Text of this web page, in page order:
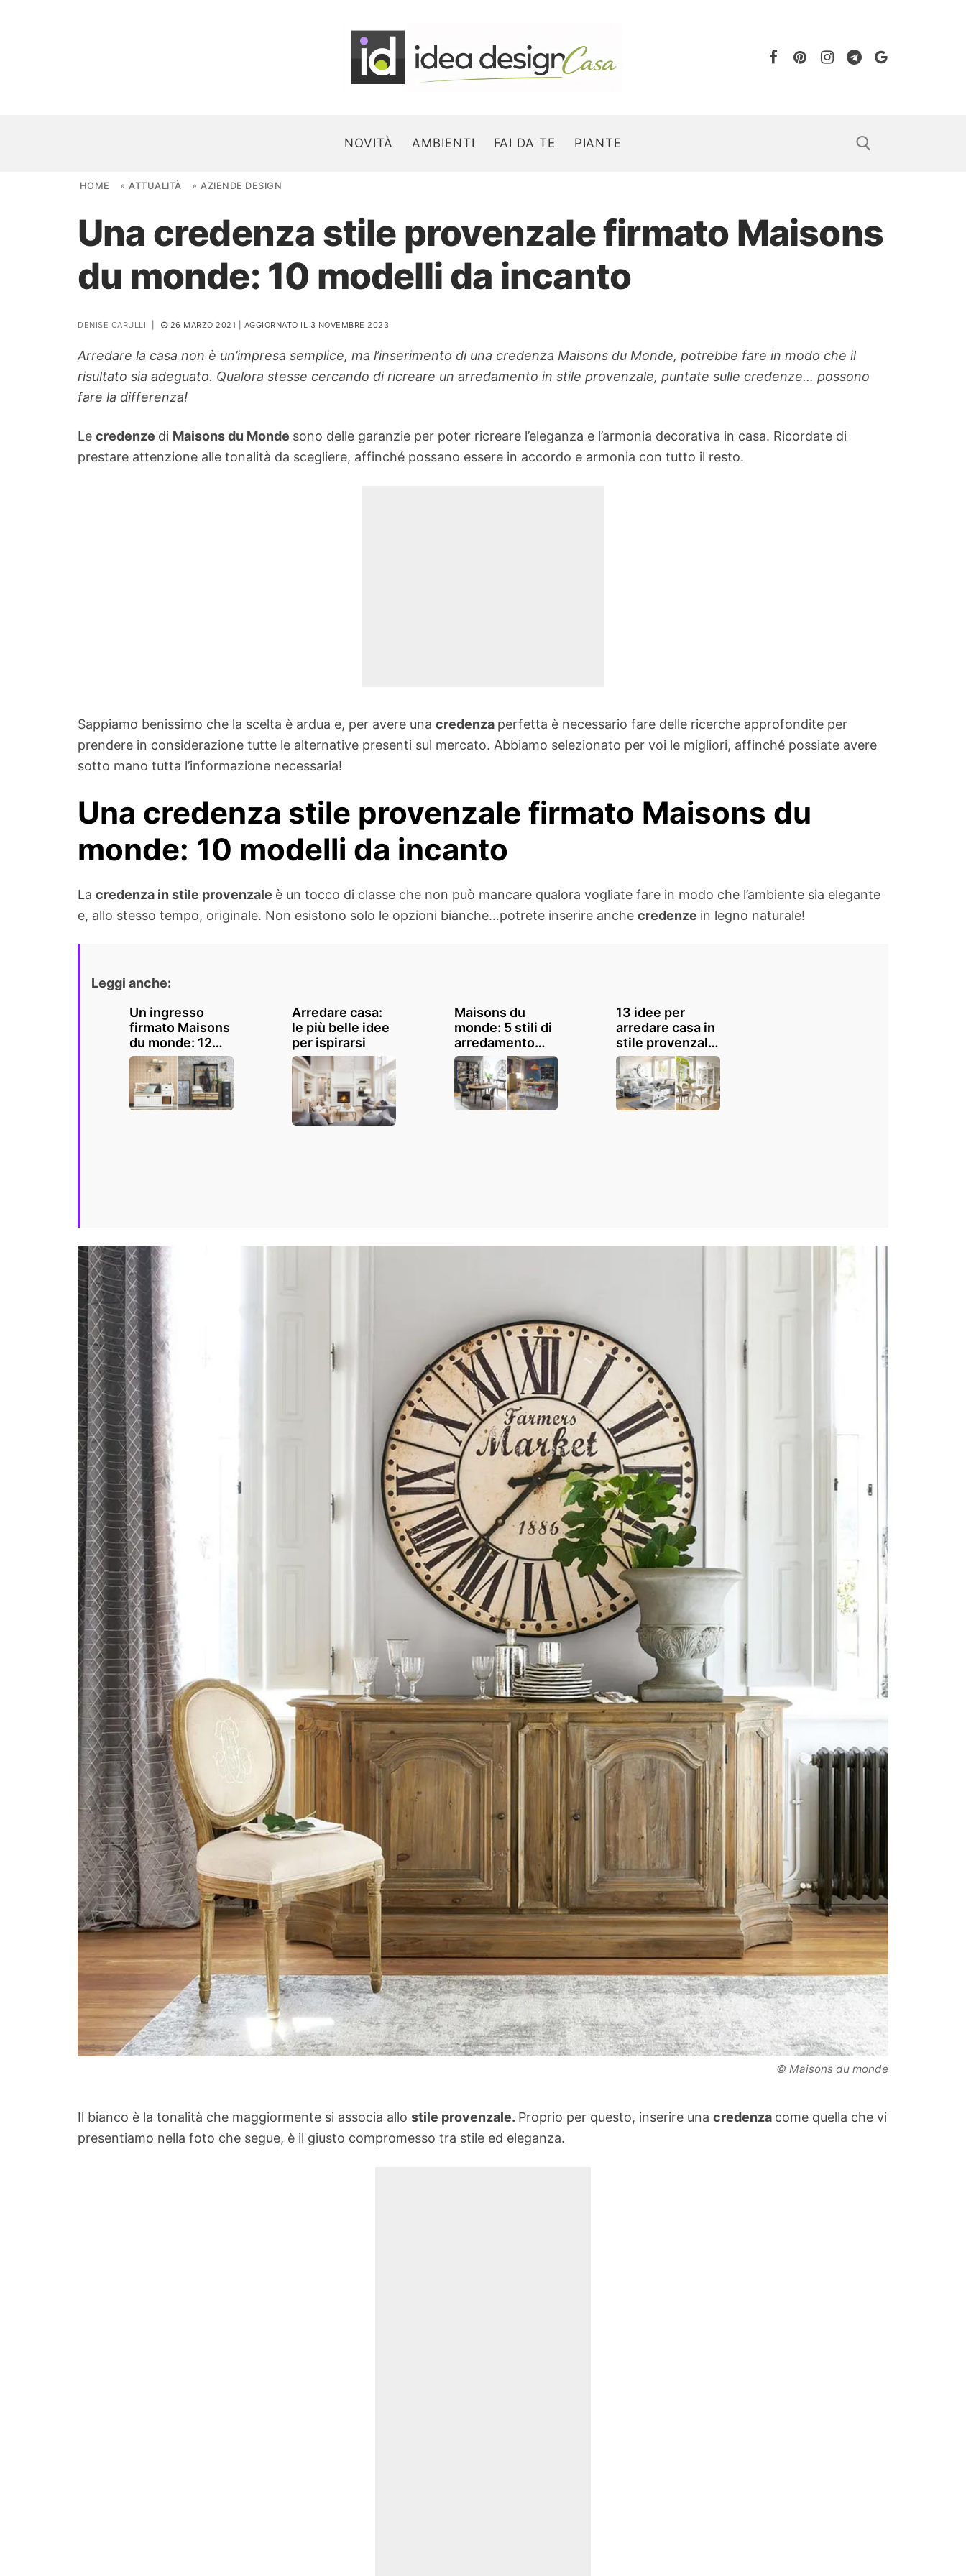
NOVITÀ AMBIENTI FAI DA TE PIANTE
Search for:
NOVITÀ
AMBIENTI
Ortaggio
Search for:
HOME » ATTUALITÀ » AZIENDE DESIGN
Una credenza stile provenzale firmato Maisons
du monde: 10 modelli da incanto
DENISE CARULLI 26 MARZO 2021 | AGGIORNATO IL 3 NOVEMBRE 2023
Arredare la casa non è un’impresa semplice, ma l’inserimento di una credenza Maisons du Monde, potrebbe fare in modo che il
risultato sia adeguato. Qualora stesse cercando di ricreare un arredamento in stile provenzale, puntate sulle credenze… possono
fare la differenza!
Le credenze di Maisons du Monde sono delle garanzie per poter ricreare l’eleganza e l’armonia decorativa in casa. Ricordate di
prestare attenzione alle tonalità da scegliere, affinché possano essere in accordo e armonia con tutto il resto.
Sappiamo benissimo che la scelta è ardua e, per avere una credenza perfetta è necessario fare delle ricerche approfondite per
prendere in considerazione tutte le alternative presenti sul mercato. Abbiamo selezionato per voi le migliori, affinché possiate avere
sotto mano tutta l’informazione necessaria!
Una credenza stile provenzale firmato Maisons du
monde: 10 modelli da incanto
La credenza in stile provenzale è un tocco di classe che non può mancare qualora vogliate fare in modo che l’ambiente sia elegante
e, allo stesso tempo, originale. Non esistono solo le opzioni bianche…potrete inserire anche credenze in legno naturale!
Leggi anche:
Un ingresso
firmato Maisons
du monde: 12
idee per
arredare con
stile
Arredare casa:
le più belle idee
per ispirarsi
Maisons du
monde: 5 stili di
arredamento
per la sala da
pranzo!
Ispiratevi
13 idee per
arredare casa in
stile provenzale
con Maisons du
Monde
© Maisons du monde
Il bianco è la tonalità che maggiormente si associa allo stile provenzale. Proprio per questo, inserire una credenza come quella che vi
presentiamo nella foto che segue, è il giusto compromesso tra stile ed eleganza.